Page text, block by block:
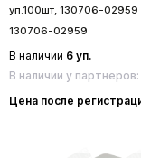
уп.100шт, 130706-02959
130706-02959
В наличии 6 уп.
В наличии у партнеров:
Цена после